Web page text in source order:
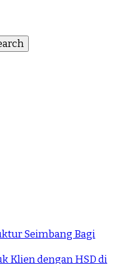
Seimbang Bagi
Klien dengan HSD di